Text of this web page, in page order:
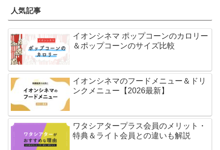
人気記事
イオンシネマ ポップコーンのカロリー
＆ポップコーンのサイズ比較
イオンシネマのフードメニュー＆ドリ
ンクメニュー【2026最新】
ワタシアタープラス会員のメリット・
特典＆ライト会員との違いも解説